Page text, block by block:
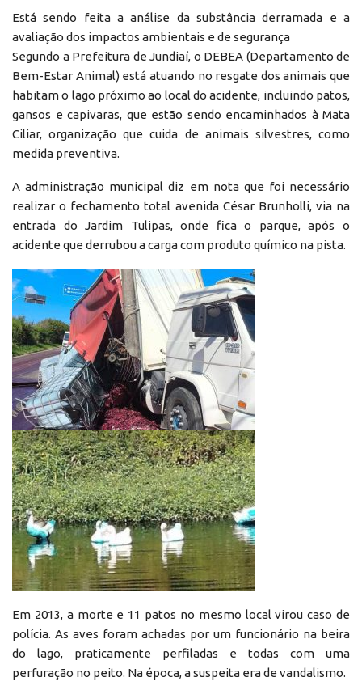
Está sendo feita a análise da substância derramada e a
avaliação dos impactos ambientais e de segurança
Segundo a Prefeitura de Jundiaí, o DEBEA (Departamento de
Bem-Estar Animal) está atuando no resgate dos animais que
habitam o lago próximo ao local do acidente, incluindo patos,
gansos e capivaras, que estão sendo encaminhados à Mata
Ciliar, organização que cuida de animais silvestres, como
medida preventiva.
A administração municipal diz em nota que foi necessário
realizar o fechamento total avenida César Brunholli, via na
entrada do Jardim Tulipas, onde fica o parque, após o
acidente que derrubou a carga com produto químico na pista.
Em 2013, a morte e 11 patos no mesmo local virou caso de
polícia. As aves foram achadas por um funcionário na beira
do lago, praticamente perfiladas e todas com uma
perfuração no peito. Na época, a suspeita era de vandalismo.